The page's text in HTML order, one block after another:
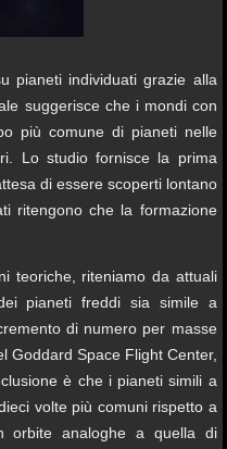
pianeti individuati grazie alla
suggerisce che i mondi con
più comune di pianeti nelle
Lo studio fornisce la prima
di essere scoperti lontano
ritengono che la formazione
teoriche, riteniamo da attuali
pianeti freddi sia simile a
di numero per masse
Goddard Space Flight Center,
è che i pianeti simili a
volte più comuni rispetto a
orbite analoghe a quella di